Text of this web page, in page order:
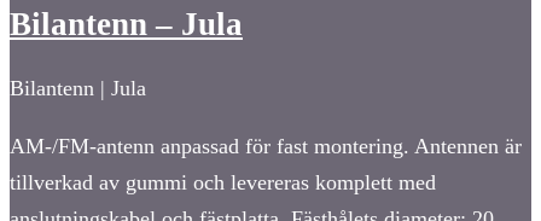
Bilantenn – Jula
Bilantenn | Jula
AM-/FM-antenn anpassad för fast montering. Antennen är
tillverkad av gummi och levereras komplett med